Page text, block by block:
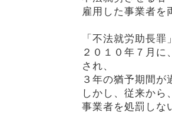
雇用した事業者を
「不法就労助長
２０１０年７月
され、
３年の猶予期間
しかし、従来から
事業者を処罰しな